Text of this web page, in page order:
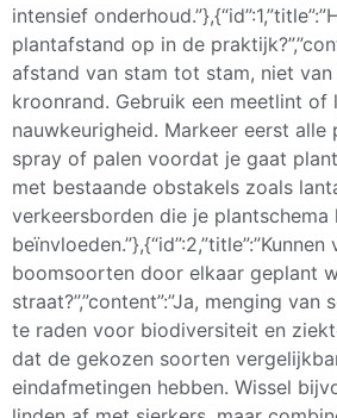
intensief
plantafstand op in de
afstand van stam tot stam, niet
kroonrand. Gebruik een meetlint of
nauwkeurigheid. Markeer eerst alle
spray of palen voordat je gaat
met bestaande obstakels zoals
verkeersborden die je plantschema
boomsoorten door elkaar geplant
straat?”,”content”:”Ja, menging
te raden voor biodiversiteit en
dat de gekozen soorten
eindafmetingen hebben. Wissel